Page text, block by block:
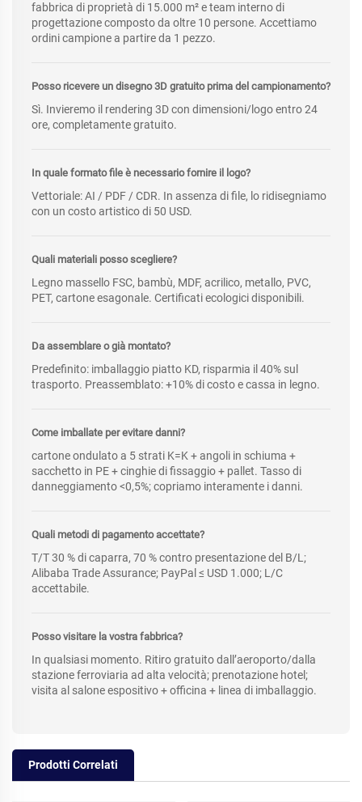
fabbrica di proprietà di 15.000 m² e team interno di
progettazione composto da oltre 10 persone. Accettiamo
ordini campione a partire da 1 pezzo.
Posso ricevere un disegno 3D gratuito prima del campionamento?
Sì. Invieremo il rendering 3D con dimensioni/logo entro 24
ore, completamente gratuito.
In quale formato file è necessario fornire il logo?
Vettoriale: AI / PDF / CDR. In assenza di file, lo ridisegniamo
con un costo artistico di 50 USD.
Quali materiali posso scegliere?
Legno massello FSC, bambù, MDF, acrilico, metallo, PVC,
PET, cartone esagonale. Certificati ecologici disponibili.
Da assemblare o già montato?
Predefinito: imballaggio piatto KD, risparmia il 40% sul
trasporto. Preassemblato: +10% di costo e cassa in legno.
Come imballate per evitare danni?
cartone ondulato a 5 strati K=K + angoli in schiuma +
sacchetto in PE + cinghie di fissaggio + pallet. Tasso di
danneggiamento <0,5%; copriamo interamente i danni.
Quali metodi di pagamento accettate?
T/T 30 % di caparra, 70 % contro presentazione del B/L;
Alibaba Trade Assurance; PayPal ≤ USD 1.000; L/C
accettabile.
Posso visitare la vostra fabbrica?
In qualsiasi momento. Ritiro gratuito dall’aeroporto/dalla
stazione ferroviaria ad alta velocità; prenotazione hotel;
visita al salone espositivo + officina + linea di imballaggio.
Prodotti Correlati